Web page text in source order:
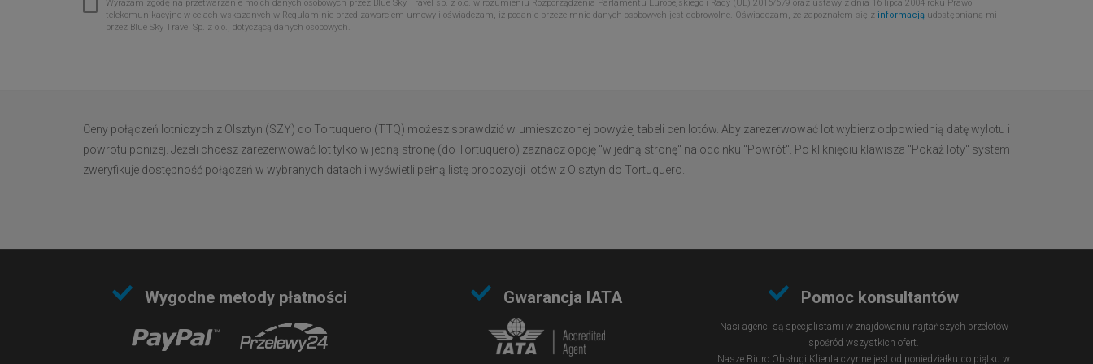
Wyrażam zgodę na przetwarzanie moich danych osobowych przez Blue Sky Travel sp. z o.o. w rozumieniu Rozporządzenia Parlamentu Europejskiego i Rady (UE) 2016/679 oraz ustawy z dnia 16 lipca 2004 roku Prawo
telekomunikacyjne w celach wskazanych w Regulaminie przed zawarciem umowy i oświadczam, iż podanie przeze mnie danych osobowych jest dobrowolne. Oświadczam, że zapoznałem się z informacją udostępnianą mi
przez Blue Sky Travel Sp. z o.o., dotyczącą danych osobowych.
Ceny połączeń lotniczych z Olsztyn (SZY) do Tortuquero (TTQ) możesz sprawdzić w umieszczonej powyżej tabeli cen lotów. Aby zarezerwować lot wybierz odpowiednią datę wylotu i
powrotu poniżej. Jeżeli chcesz zarezerwować lot tylko w jedną stronę (do Tortuquero) zaznacz opcję "w jedną stronę" na odcinku "Powrót". Po kliknięciu klawisza "Pokaż loty" system
zweryfikuje dostępność połączeń w wybranych datach i wyświetli pełną listę propozycji lotów z Olsztyn do Tortuquero.
Wygodne metody płatności Gwarancja IATA Pomoc konsultantów
Nasi agenci są specjalistami w znajdowaniu najtańszych przelotów
spośród wszystkich ofert.
Nasze Biuro Obsługi Klienta czynne jest od poniedziałku do piątku w